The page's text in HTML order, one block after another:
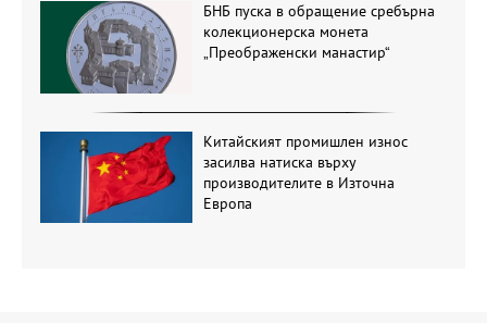
БНБ пуска в обращение сребърна
колекционерска монета
„Преображенски манастир“
Китайският промишлен износ
засилва натиска върху
производителите в Източна
Европа